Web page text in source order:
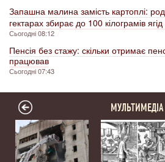
Запашна малина замість картоплі:
гектарах збирає до 100 кілограмів
Сьогодні 08:12
Пенсія без стажу: скільки отримає
працював
Сьогодні 07:43
МУЛЬТИМЕДІА